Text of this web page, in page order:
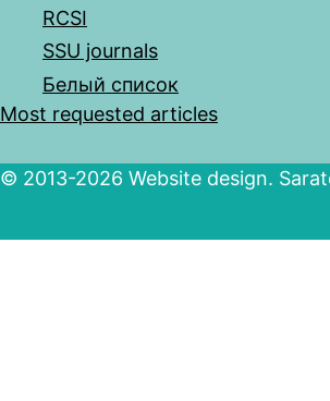
RCSI
SSU journals
Белый список
Most requested articles
© 2013-2026 Website design.